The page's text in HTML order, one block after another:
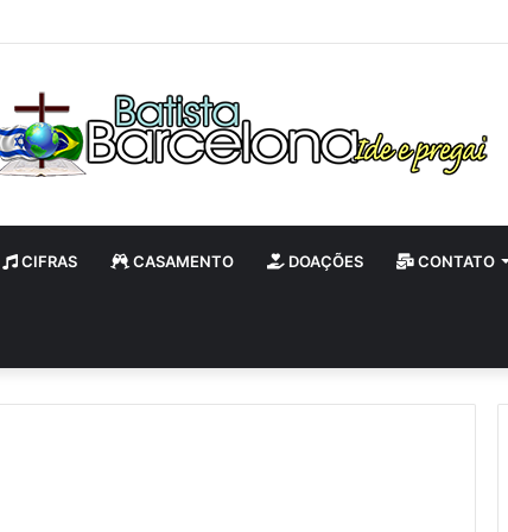
CIFRAS CASAMENTO DOAÇÕES CONTATO